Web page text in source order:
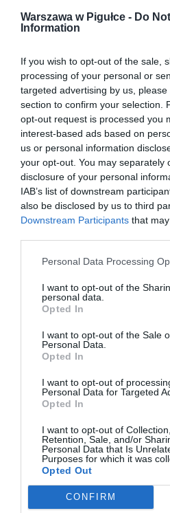
Warszawa w Pigułce - Do
Information
If you wish to opt-out of the sale,
processing of your personal or
targeted advertising by us,
section to confirm your selection.
opt-out request is processed you
interest-based ads based on
us or personal information
your opt-out. You may separately
disclosure of your personal
IAB’s list of downstream
also be disclosed by us to third
Downstream Participants that
Personal Data Processing
I want to opt-out of the
personal data.
Opted In
I want to opt-out of the Sale
Personal Data.
Opted In
I want to opt-out of
Personal Data for Targeted
Opted In
I want to opt-out of
Retention, Sale, and/or
Personal Data that Is
Purposes for which it was
Opted Out
CONFIRM